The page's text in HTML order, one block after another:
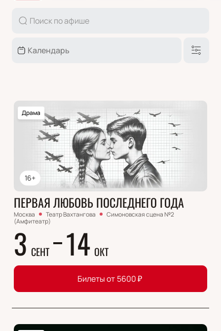
16+
Драма
ПЕРВАЯ ЛЮБОВЬ ПОСЛЕДНЕГО ГОДА
Москва Театр Вахтангова
Симоновская сцена №2
(Амфитеатр)
3 СЕНТ 14 ОКТ
Билеты от 5600₽